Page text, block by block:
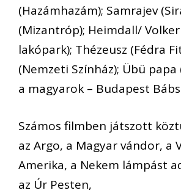
(Hazámhazám); Samrajev
(Mizantróp); Heimdall/
lakópark); Thézeusz (Fédra
(Nemzeti Színház); Übü
a magyarok – Budapest
Számos filmben játszott
az Argo, a Magyar vándor, a
Amerika, a Nekem lámpást
az Úr Pesten,